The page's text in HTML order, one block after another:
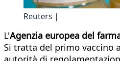
Reuters |
L'Agenzia europea del
Si tratta del primo vaccino